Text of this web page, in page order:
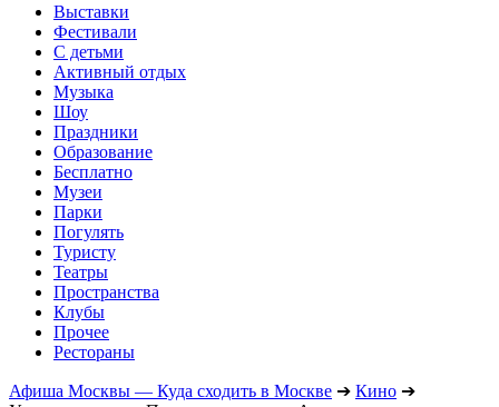
Выставки
Фестивали
С детьми
Активный отдых
Музыка
Шоу
Праздники
Образование
Бесплатно
Музеи
Парки
Погулять
Туристу
Театры
Пространства
Клубы
Прочее
Рестораны
Афиша Москвы — Куда сходить в Москве ➔ Кино ➔